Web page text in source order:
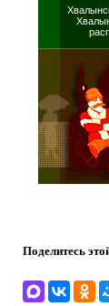
Поделитесь